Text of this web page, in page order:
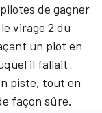
de gagner
virage 2 du
un plot en
il fallait
piste, tout en
façon sûre.